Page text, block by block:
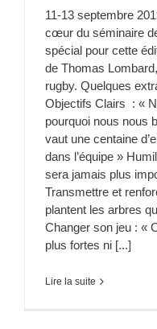
11-13 septembre
cœur du séminaire
spécial pour cette
de Thomas
rugby. Quelques
Objectifs Clairs : «
pourquoi nous nous
vaut une centaine
dans l’équipe »
sera jamais plus
Transmettre et
plantent les arbres
Changer son jeu : «
plus fortes ni [...]
Lire la suite